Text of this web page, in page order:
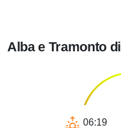
Alba e Tramonto di
06:19